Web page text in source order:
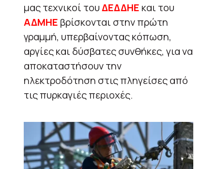
μας τεχνικοί τουΔΕΔΔΗΕ και του
ΑΔΜΗΕ βρίσκονται στην πρώτη
γραμμή, υπερβαίνοντας κόπωση,
αργίες και δύσβατες συνθήκες, για να
αποκαταστήσουν την
ηλεκτροδότηση στις πληγείσες από
τις πυρκαγιές περιοχές.